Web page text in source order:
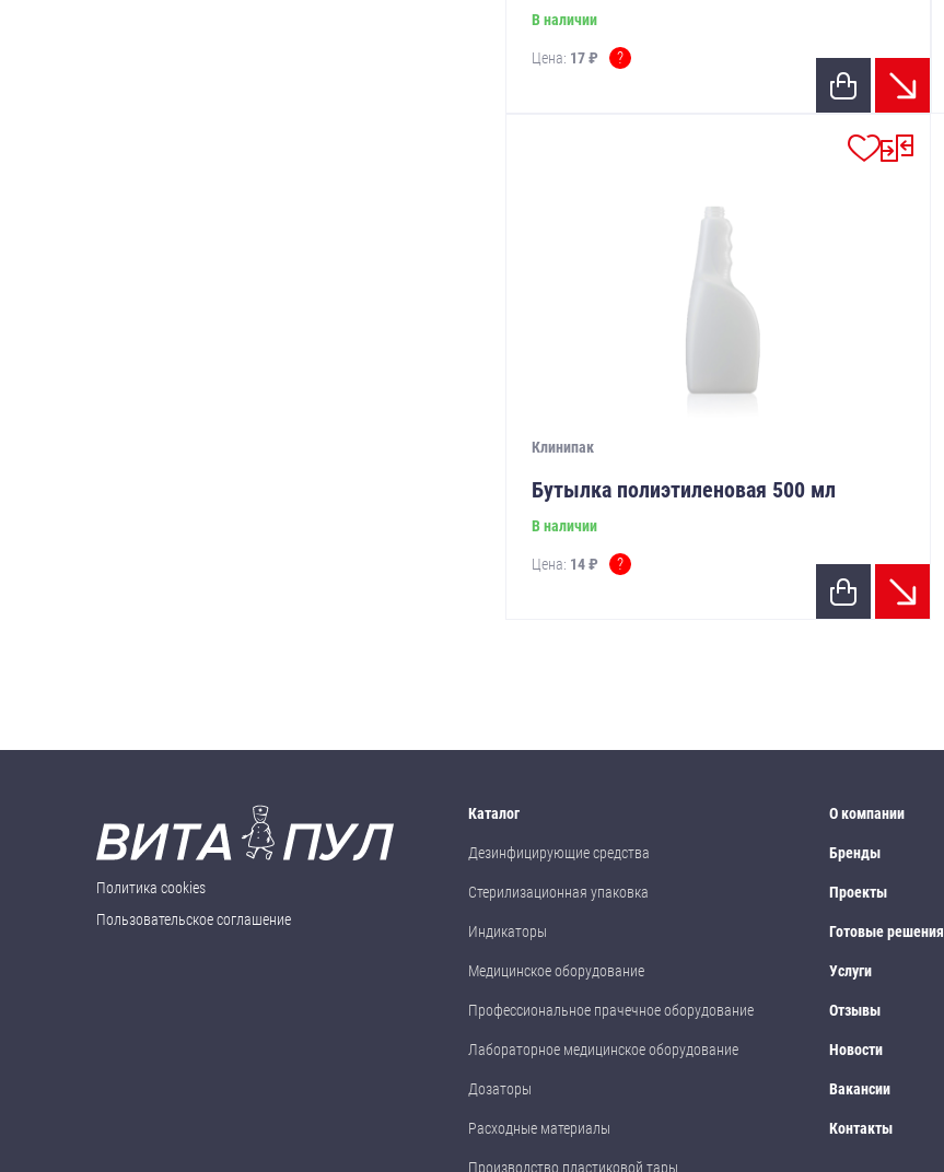
В наличии
Цена: 17 ₽ ?
Клинипак
Бутылка полиэтиленовая 500 мл
В наличии
Цена: 14 ₽ ?
Политика cookies
Пользовательское соглашение
Каталог
Дезинфицирующие средства
Стерилизационная упаковка
Индикаторы
Медицинское оборудование
Профессиональное прачечное оборудование
Лабораторное медицинское оборудование
Дозаторы
Расходные материалы
Производство пластиковой тары
О компании
Бренды
Проекты
Готовые решения
Услуги
Отзывы
Новости
Вакансии
Контакты